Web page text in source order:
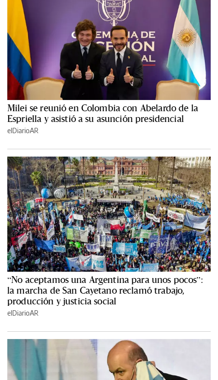
Milei se reunió en Colombia con Abelardo de la
Espriella y asistió a su asunción presidencial
elDiarioAR
“No aceptamos una Argentina para unos pocos”:
la marcha de San Cayetano reclamó trabajo,
producción y justicia social
elDiarioAR